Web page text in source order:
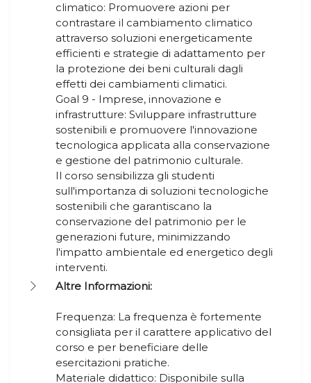
climatico: Promuovere azioni per
contrastare il cambiamento climatico
attraverso soluzioni energeticamente
efficienti e strategie di adattamento per
la protezione dei beni culturali dagli
effetti dei cambiamenti climatici.
Goal 9 - Imprese, innovazione e
infrastrutture: Sviluppare infrastrutture
sostenibili e promuovere l'innovazione
tecnologica applicata alla conservazione
e gestione del patrimonio culturale.
Il corso sensibilizza gli studenti
sull'importanza di soluzioni tecnologiche
sostenibili che garantiscano la
conservazione del patrimonio per le
generazioni future, minimizzando
l'impatto ambientale ed energetico degli
interventi.
Altre Informazioni:
Frequenza: La frequenza è fortemente
consigliata per il carattere applicativo del
corso e per beneficiare delle
esercitazioni pratiche.
Materiale didattico: Disponibile sulla